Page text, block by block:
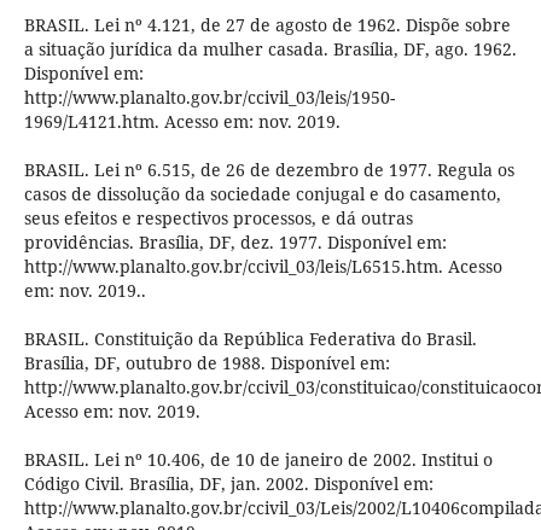
BRASIL. Lei nº 4.121, de 27 de agosto de 1962. Dispõe sobre
a situação jurídica da mulher casada. Brasília, DF, ago. 1962.
Disponível em:
http://www.planalto.gov.br/ccivil_03/leis/1950-
1969/L4121.htm. Acesso em: nov. 2019.
BRASIL. Lei nº 6.515, de 26 de dezembro de 1977. Regula os
casos de dissolução da sociedade conjugal e do casamento,
seus efeitos e respectivos processos, e dá outras
providências. Brasília, DF, dez. 1977. Disponível em:
http://www.planalto.gov.br/ccivil_03/leis/L6515.htm. Acesso
em: nov. 2019..
BRASIL. Constituição da República Federativa do Brasil.
Brasília, DF, outubro de 1988. Disponível em:
http://www.planalto.gov.br/ccivil_03/constituicao/
Acesso em: nov. 2019.
BRASIL. Lei nº 10.406, de 10 de janeiro de 2002. Institui o
Código Civil. Brasília, DF, jan. 2002. Disponível em:
http://www.planalto.gov.br/ccivil_03/Leis/2002/